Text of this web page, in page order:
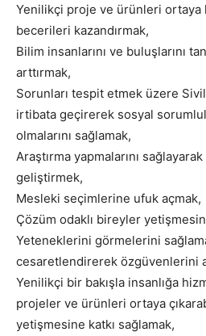
Yenilikçi proje ve ürünleri ortaya
becerileri kazandırmak,
Bilim insanlarını ve buluşlarını
arttırmak,
Sorunları tespit etmek üzere
irtibata geçirerek sosyal
olmalarını sağlamak,
Araştırma yapmalarını
geliştirmek,
Mesleki seçimlerine ufuk açmak,
Çözüm odaklı bireyler
Yeteneklerini görmelerini
cesaretlendirerek özgüvenlerini
Yenilikçi bir bakışla insanlığa
projeler ve ürünleri ortaya
yetişmesine katkı sağlamak,